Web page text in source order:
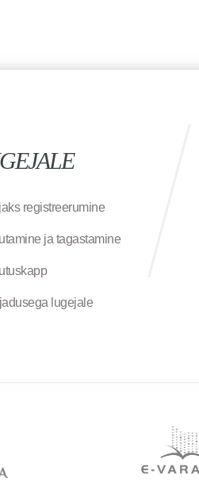
registreerumine
ja tagastamine
lugejale